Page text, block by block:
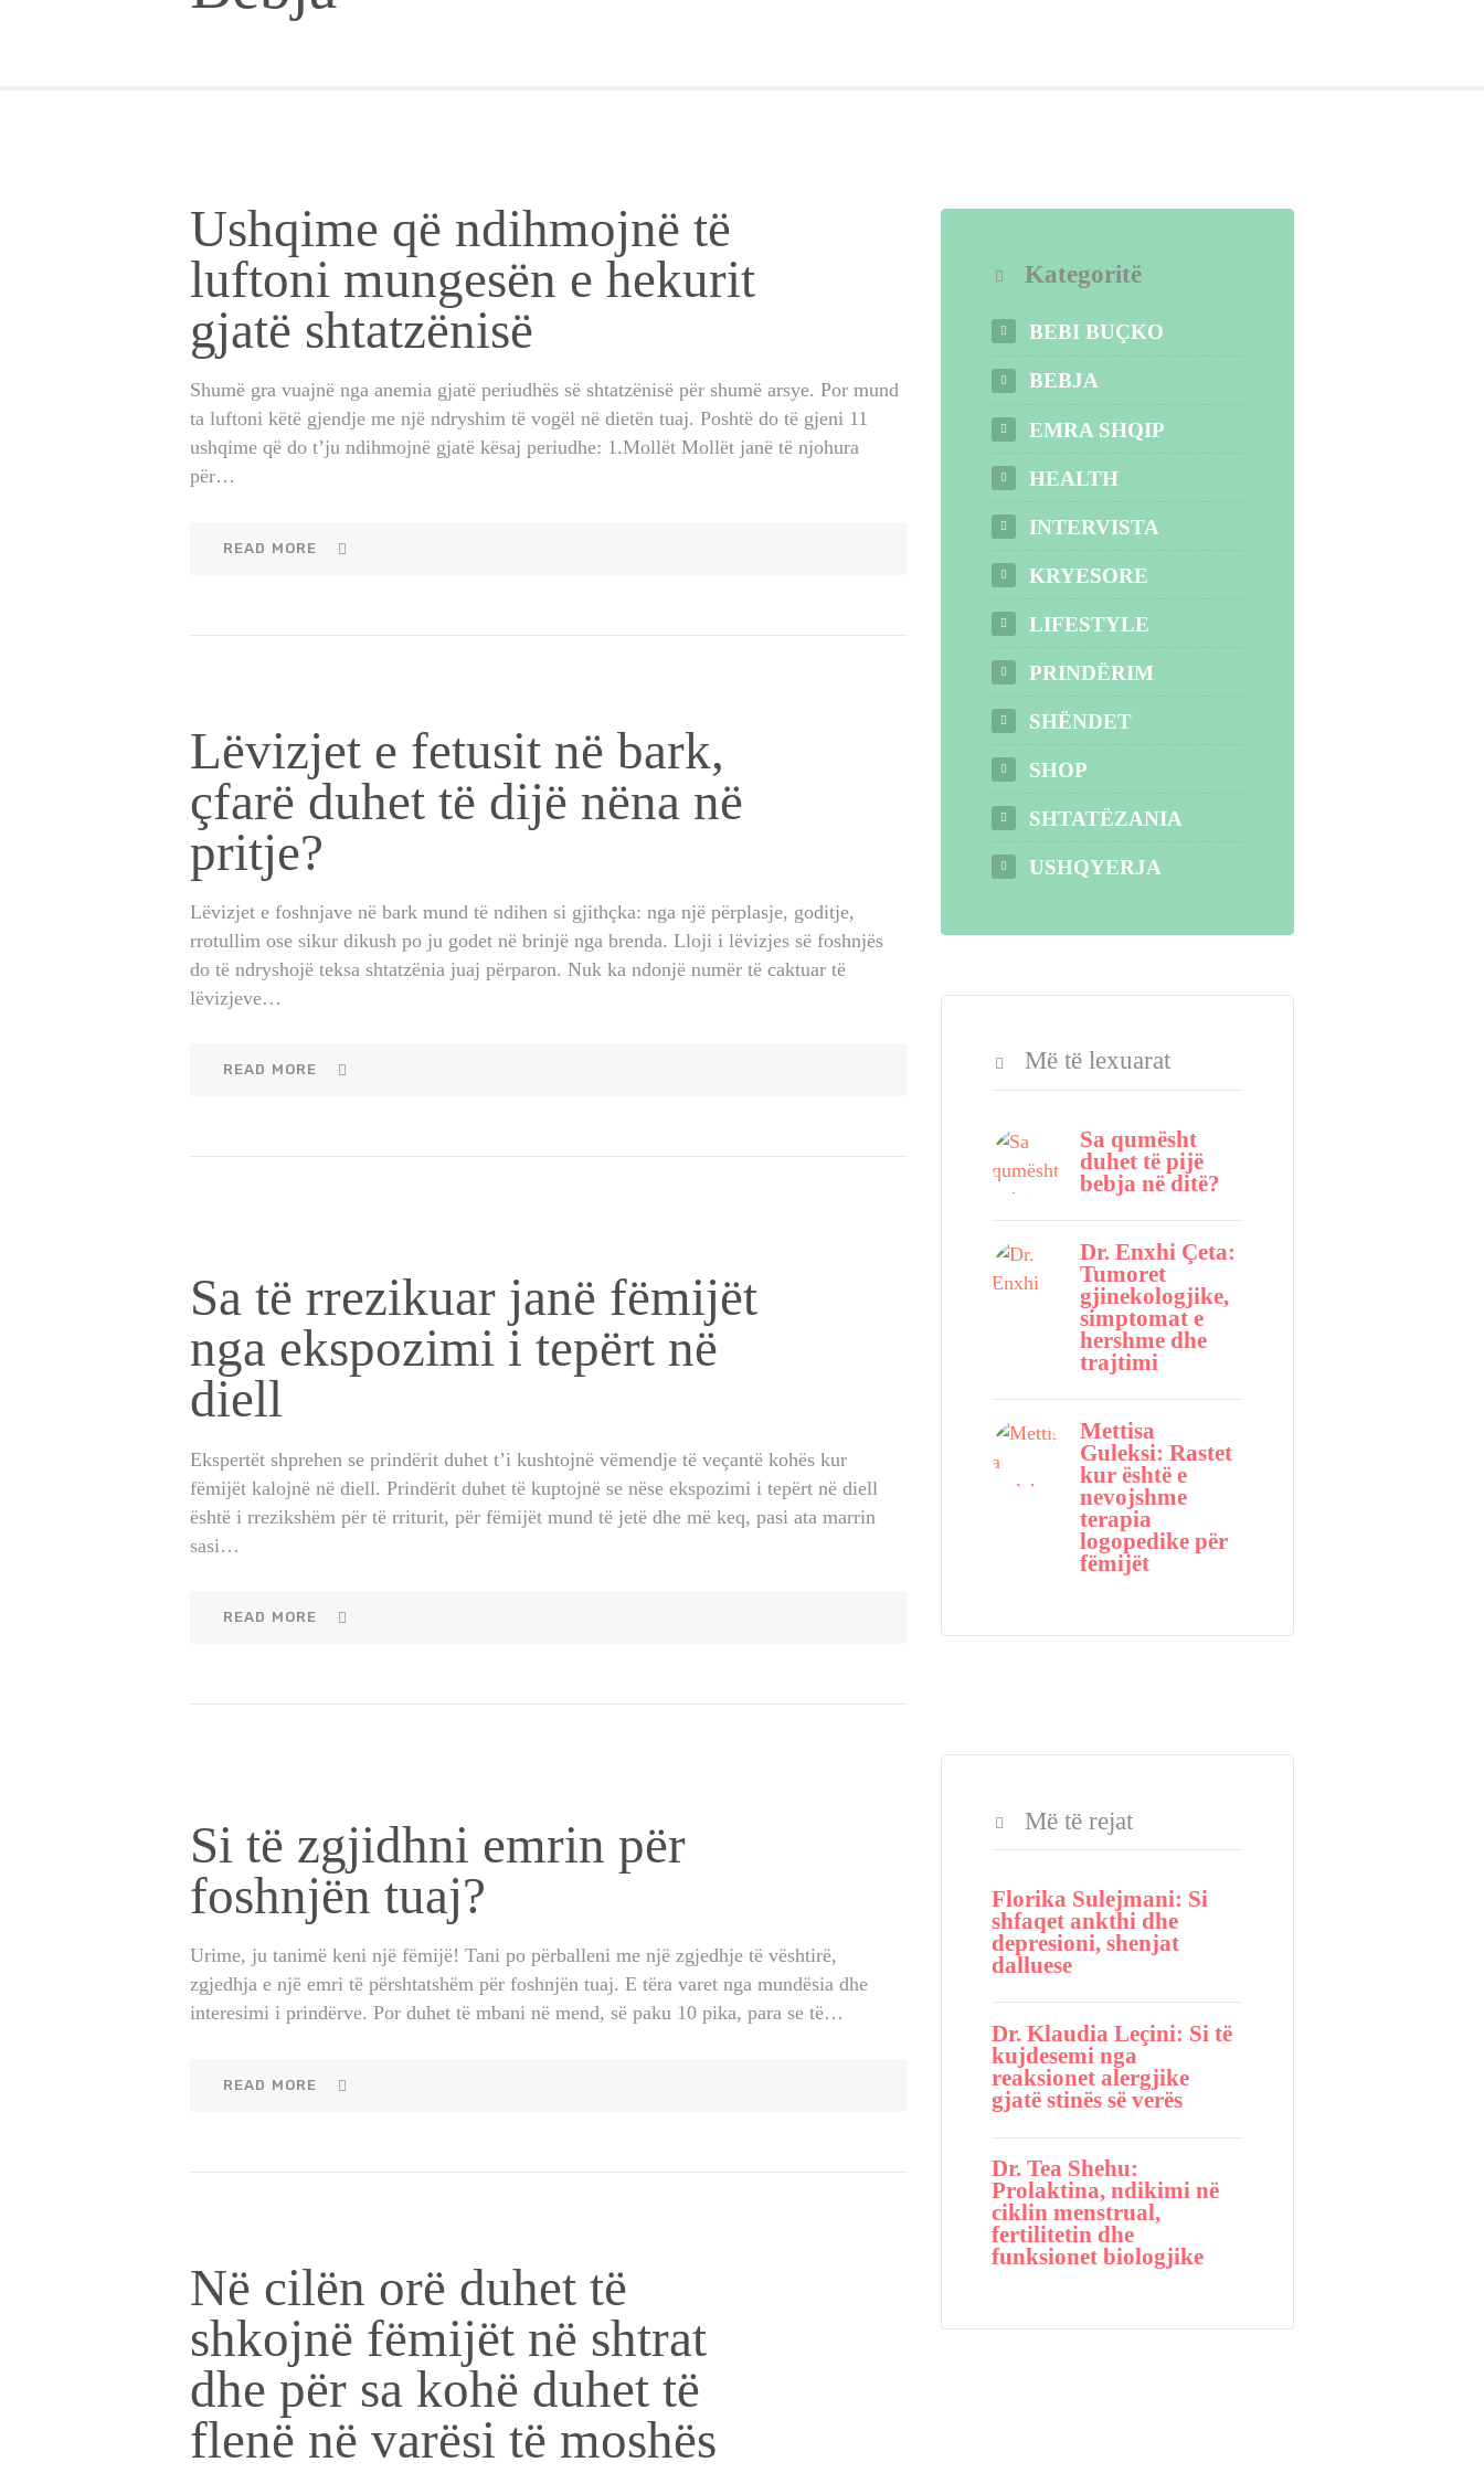
BABY
SISTER
SHOP
Ushqime që ndihmojnë të
luftoni mungesën e hekurit
gjatë shtatzënisë
Shumë gra vuajnë nga anemia gjatë periudhës së shtatzënisë për shumë arsye. Por mund
ta luftoni këtë gjendje me një ndryshim të vogël në dietën tuaj. Poshtë do të gjeni 11
ushqime që do t’ju ndihmojnë gjatë kësaj periudhe: 1.Mollët Mollët janë të njohura
për…
READ MORE
Lëvizjet e fetusit në bark,
çfarë duhet të dijë nëna në
pritje?
Lëvizjet e foshnjave në bark mund të ndihen si gjithçka: nga një përplasje, goditje,
rrotullim ose sikur dikush po ju godet në brinjë nga brenda. Lloji i lëvizjes së foshnjës
do të ndryshojë teksa shtatzënia juaj përparon. Nuk ka ndonjë numër të caktuar të
lëvizjeve…
READ MORE
Sa të rrezikuar janë fëmijët
nga ekspozimi i tepërt në
diell
Ekspertët shprehen se prindërit duhet t’i kushtojnë vëmendje të veçantë kohës kur
fëmijët kalojnë në diell. Prindërit duhet të kuptojnë se nëse ekspozimi i tepërt në diell
është i rrezikshëm për të rriturit, për fëmijët mund të jetë dhe më keq, pasi ata marrin
sasi…
READ MORE
Si të zgjidhni emrin për
foshnjën tuaj?
Urime, ju tanimë keni një fëmijë! Tani po përballeni me një zgjedhje të vështirë,
zgjedhja e një emri të përshtatshëm për foshnjën tuaj. E tëra varet nga mundësia dhe
interesimi i prindërve. Por duhet të mbani në mend, së paku 10 pika, para se të…
READ MORE
Në cilën orë duhet të
shkojnë fëmijët në shtrat
dhe për sa kohë duhet të
flenë në varësi të moshës
Kategoritë
BEBI BUÇKO
BEBJA
EMRA SHQIP
HEALTH
INTERVISTA
KRYESORE
LIFESTYLE
PRINDËRIM
SHËNDET
SHOP
SHTATËZANIA
USHQYERJA
Më të lexuarat
Sa qumësht
duhet të pijë
bebja në ditë?
Dr. Enxhi Çeta:
Tumoret
gjinekologjike,
simptomat e
hershme dhe
trajtimi
Mettisa
Guleksi: Rastet
kur është e
nevojshme
terapia
logopedike për
fëmijët
Më të rejat
Florika Sulejmani: Si
shfaqet ankthi dhe
depresioni, shenjat
dalluese
Dr. Klaudia Leçini: Si të
kujdesemi nga
reaksionet alergjike
gjatë stinës së verës
Dr. Tea Shehu:
Prolaktina, ndikimi në
ciklin menstrual,
fertilitetin dhe
funksionet biologjike